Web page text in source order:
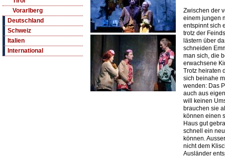
Vorarlberg
Deutschland
Schweiz
Italien
International
Zwischen der
einem jungen
entspinnt sich
trotz der
lästern über
schneiden
man sich, die
erwachsene
Trotz heiraten
sich beinahe
wenden: Das
auch aus
will keinen
brauchen sie
können einen
Haus gut
schnell ein
können.
nicht dem
Ausländer